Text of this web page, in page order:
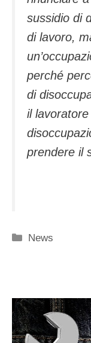
sussidio di
di lavoro,
perché
di
il
prendere il
Categorie
News